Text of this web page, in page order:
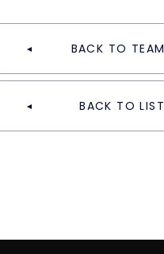
BACK TO TEAM
BACK TO LIST